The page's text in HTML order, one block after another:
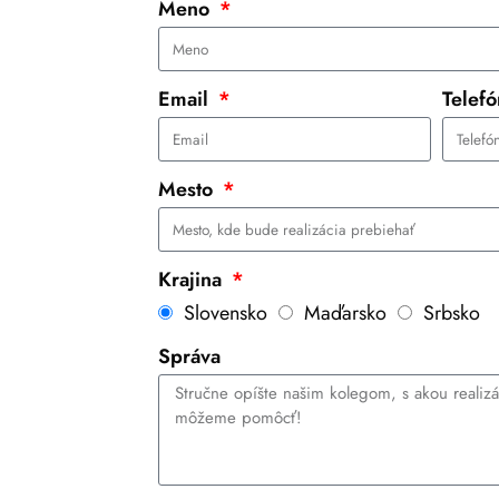
Meno
Email
Mesto
Krajina
Slovensko
Maďarsko
Srbsko
Správa